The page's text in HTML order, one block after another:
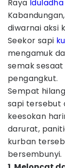
Raya Iduladha
diwarnai aksi
Seekor sapi
mengamuk
semak
pengangkut.
Sempat
sapi tersebut
keesokan
darurat,
kurban
bersembunyi.